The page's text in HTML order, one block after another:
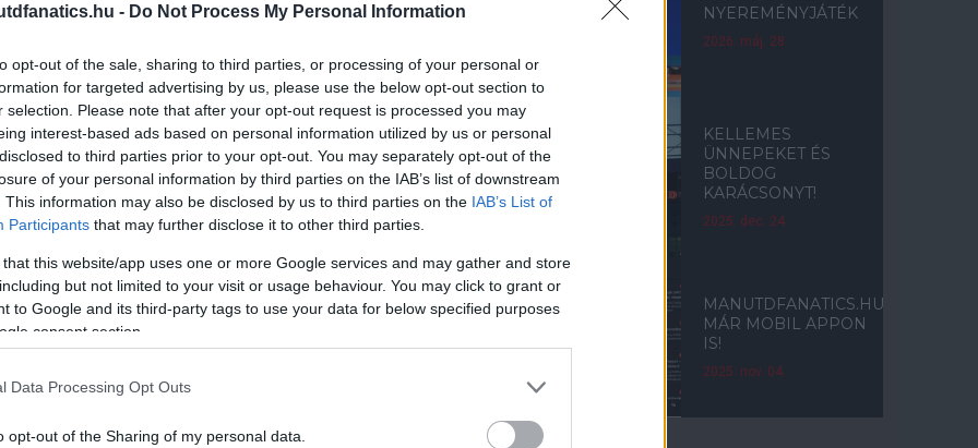
- Do Not Process My Personal Information
opt-out of the sale, sharing to third parties, or processing of your personal or
for targeted advertising by us, please use the below opt-out section to
selection. Please note that after your opt-out request is processed you may
interest-based ads based on personal information utilized by us or personal
to third parties prior to your opt-out. You may separately opt-out of the
of your personal information by third parties on the IAB’s list of downstream
This information may also be disclosed by us to third parties on the IAB’s List of
Participants that may further disclose it to other third parties.
that this website/app uses one or more Google services and may gather and store
but not limited to your visit or usage behaviour. You may click to grant or
to Google and its third-party tags to use your data for below specified purposes
consent section.
Data Processing Opt Outs
opt-out of the Sharing of my personal data.
lehetett feljegyezni, 36 labdából 9 volt
talált meg csapattársat (20%).
többet próbáltak támadni ellenfelüknél, fontos
hazaiak bizonyultak jobbnak, viszont talán a
veszítették el ezt a találkozót.
8 (57%). Emellett 9 hosszú passzából 3 talált
1 csapattárshoz), 2 lövés blokkolása.
beívelésbõl 1 pontos, 4 hosszú labdából 1 pontos.
nem számítják kaput eltalálónak/
Összes passz 33, ebbõl pontos 27 (82%), emellett
6 ment csapattárshoz). Összes passz 30,
talált. 2 lövés a neve mellett.
NYEREMÉNYJÁTÉK
2026. máj. 28.
KELLEMES
ÜNNEPEKET ÉS
BOLDOG
KARÁCSONYT!
2025. dec. 24.
MANUTDFANATICS.HU
MÁR MOBIL APPON
IS!
2025. nov. 04.